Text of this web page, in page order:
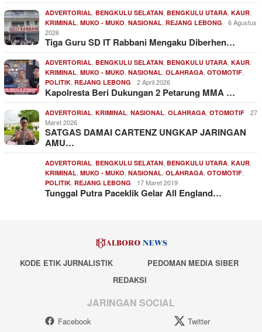
ADVERTORIAL BENGKULU SELATAN BENGKULU UTARA KAUR
KRIMINAL MUKO - MUKO NASIONAL REJANG LEBONG
6 Agustus
2026
Tiga Guru SD IT Rabbani Mengaku Diberhen…
ADVERTORIAL BENGKULU SELATAN BENGKULU UTARA KAUR
KRIMINAL MUKO - MUKO NASIONAL OLAHRAGA OTOMOTIF
POLITIK REJANG LEBONG 2 April 2026
Kapolresta Beri Dukungan 2 Petarung MMA …
ADVERTORIAL KRIMINAL NASIONAL OLAHRAGA OTOMOTIF
27
Maret 2026
SATGAS DAMAI CARTENZ UNGKAP JARINGAN
AMU…
ADVERTORIAL BENGKULU SELATAN BENGKULU UTARA KAUR
KRIMINAL MUKO - MUKO NASIONAL OLAHRAGA OTOMOTIF
POLITIK REJANG LEBONG 17 Maret 2019
Tunggal Putra Paceklik Gelar All England…
KODE ETIK JURNALISTIK
PEDOMAN MEDIA SIBER
REDAKSI
JARINGAN SOCIAL
Facebook Twitter